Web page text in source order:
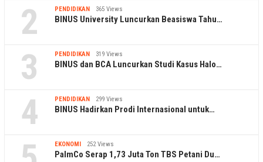
2 PENDIDIKAN 365 Views
BINUS University Luncurkan Beasiswa Tahu…
3 PENDIDIKAN 319 Views
BINUS dan BCA Luncurkan Studi Kasus Halo…
4 PENDIDIKAN 299 Views
BINUS Hadirkan Prodi Internasional untuk…
EKONOMI 252 Views
PalmCo Serap 1,73 Juta Ton TBS Petani Du…